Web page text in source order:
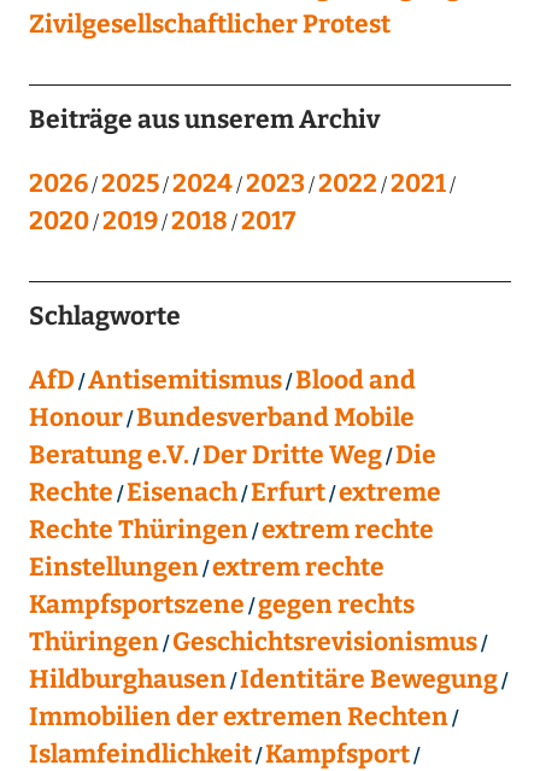
Zivilgesellschaftlicher Protest
Beiträge aus unserem Archiv
2026 2025 2024 2023 2022 2021
2020 2019 2018 2017
Schlagworte
AfD Antisemitismus Blood and
Honour Bundesverband Mobile
Beratung e.V. Der Dritte Weg Die
Rechte Eisenach Erfurt extreme
Rechte Thüringen extrem rechte
Einstellungen extrem rechte
Kampfsportszene gegen rechts
Thüringen Geschichtsrevisionismus
Hildburghausen Identitäre Bewegung
Immobilien der extremen Rechten
Islamfeindlichkeit Kampfsport